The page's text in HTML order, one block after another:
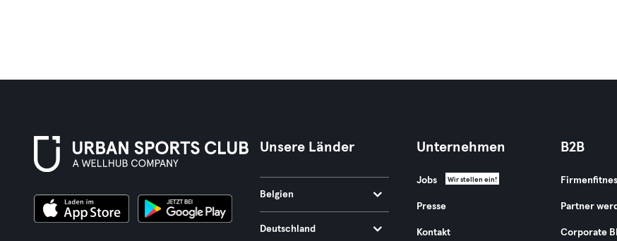
Unsere Länder
Belgien
Deutschland
Unternehmen
Jobs Wir stellen ein!
Presse
Kontakt
B2B
Partner
Corporate